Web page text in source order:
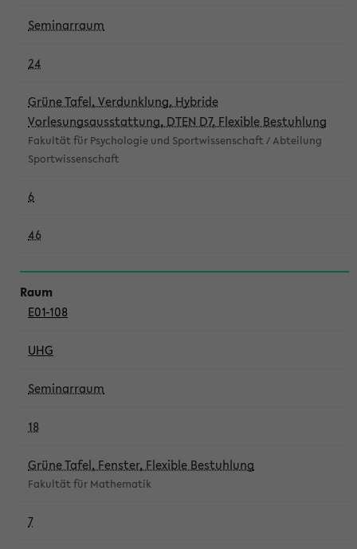
Seminarraum
24
Grüne Tafel, Verdunklung, Hybride
Vorlesungsausstattung, DTEN D7, Flexible Bestuhlung
Fakultät für Psychologie und Sportwissenschaft / Abteilung
Sportwissenschaft
6
46
E01-108
UHG
Seminarraum
18
Grüne Tafel, Fenster, Flexible Bestuhlung
Fakultät für Mathematik
7